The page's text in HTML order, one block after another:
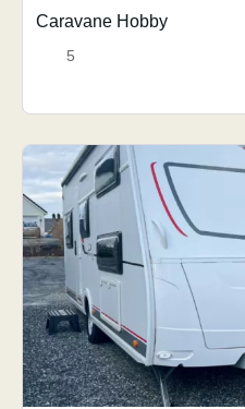
Caravane Hobby
5